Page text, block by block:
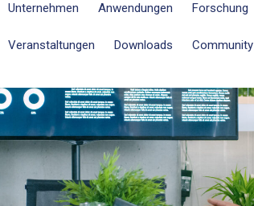
Unternehmen Anwendungen Forschung
Veranstaltungen Downloads Community